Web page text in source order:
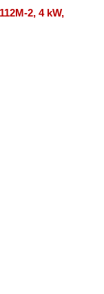
2, 4 kW,